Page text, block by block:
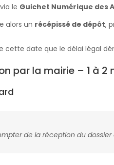
le Guichet Numérique des
alors un récépissé de dépôt,
cette date que le délai légal
par la mairie – 1 à 2
de la réception du dossier